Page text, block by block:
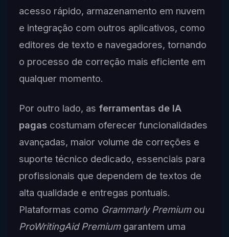
acesso rápido, armazenamento em nuvem
e integração com outros aplicativos, como
editores de texto e navegadores, tornando
o processo de correção mais eficiente em
qualquer momento.
Por outro lado, as ferramentas de IA
pagascostumam oferecer funcionalidades
avançadas, maior volume de correções e
suporte técnico dedicado, essenciais para
profissionais que dependem de textos de
alta qualidade e entregas pontuais.
Plataformas como Grammarly Premiumou
ProWritingAid Premiumgarantem uma